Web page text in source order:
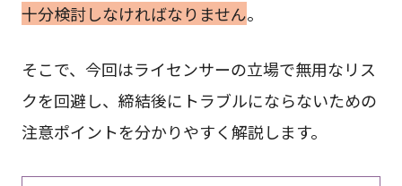
十分検討しなければなりません。
そこで、今回はライセンサーの立場で無用なリス
クを回避し、締結後にトラブルにならないための
注意ポイントを分かりやすく解説します。